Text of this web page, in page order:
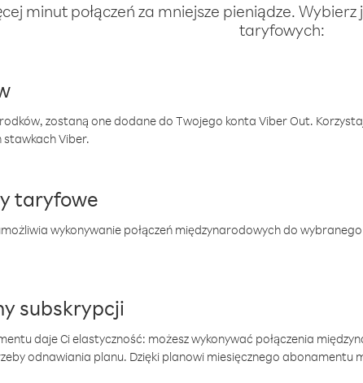
minut połączeń za mniejsze pieniądze.
taryfowych:
zostaną one dodane do Twojego konta Viber Out.
stawkach Viber.
taryfowe
wykonywanie połączeń międzynarodowych do
subskrypcji
daje Ci elastyczność: możesz wykonywać połączenia
odnawiania planu. Dzięki planowi miesięcznego abonamentu